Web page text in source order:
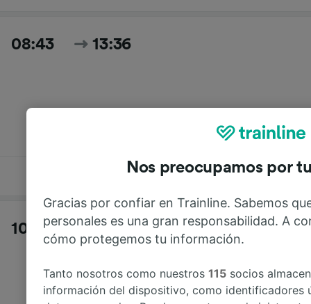
08:43 13:36
4h 53min,2 transbordos
10:43 15:37
Nos preocupamos por
Gracias por confiar en Trainline. Sabemos
personales es una gran responsabilidad. A
cómo protegemos tu información.
Tanto nosotros como nuestros 115socios
información del dispositivo, como identificadores